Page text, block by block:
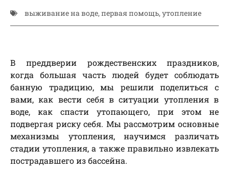
выживание на воде, первая помощь, утопление
В преддверии рождественских праздников,
когда большая часть людей будет соблюдать
банную традицию, мы решили поделиться с
вами, как вести себя в ситуации утопления в
воде, как спасти утопающего, при этом не
подвергая риску себя. Мы рассмотрим основные
механизмы утопления, научимся различать
стадии утопления, а также правильно извлекать
пострадавшего из бассейна.